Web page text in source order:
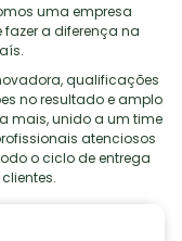
uma empresa
fazer a diferença na
qualificações
no resultado e amplo
mais, unido a um time
atenciosos
o ciclo de entrega